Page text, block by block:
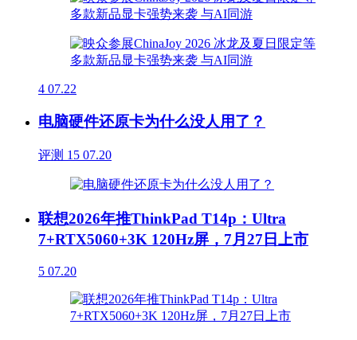
4 07.22
电脑硬件还原卡为什么没人用了？
评测 15 07.20
联想2026年推ThinkPad T14p：Ultra
7+RTX5060+3K 120Hz屏，7月27日上市
5 07.20